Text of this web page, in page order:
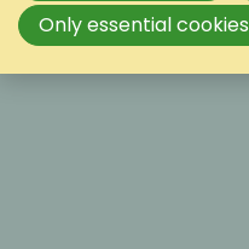
Only essential cookies